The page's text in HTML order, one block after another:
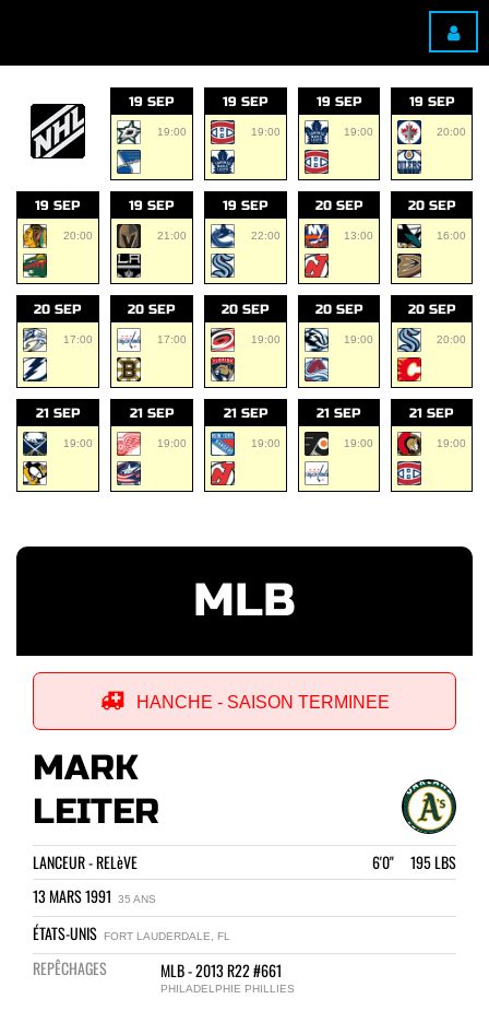
19 SEP
19:00
19 SEP
19:00
19 SEP
19:00
19 SEP
20:00
19 SEP
20:00
19 SEP
21:00
19 SEP
22:00
20 SEP
13:00
20 SEP
16:00
20 SEP
17:00
20 SEP
17:00
20 SEP
19:00
20 SEP
19:00
20 SEP
20:00
21 SEP
19:00
21 SEP
19:00
21 SEP
19:00
21 SEP
19:00
21 SEP
19:00
MLB
HANCHE - SAISON TERMINEE
MARK
LEITER
LANCEUR - RELèVE
6'0" 195 LBS
13 MARS 1991
35 ANS
ÉTATS-UNIS FORT LAUDERDALE, FL
REPÊCHAGES MLB - 2013 R22 #661
PHILADELPHIE PHILLIES